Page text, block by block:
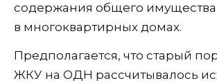
содержания общего имущества
в многоквартирных домах.
Предполагается, что старый
ЖКУ на ОДН рассчитывалось